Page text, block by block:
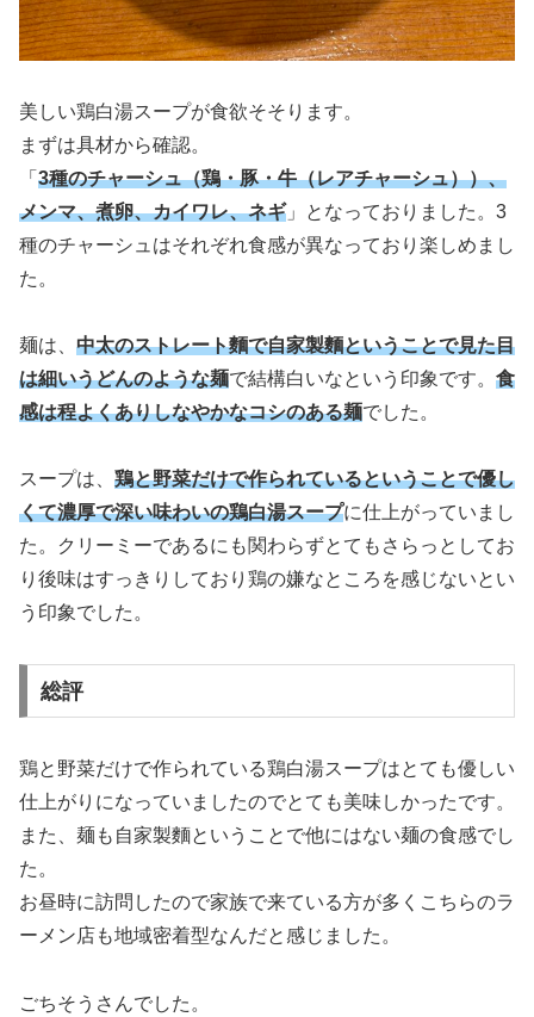
美しい鶏白湯スープが食欲そそります。
まずは具材から確認。
「 3種のチャーシュ（鶏・豚・牛（レアチャーシュ））、
メンマ、煮卵、カイワレ、ネギ」となっておりました。3
種のチャーシュはそれぞれ食感が異なっており楽しめまし
た。
麺は、 中太のストレート麵で自家製麵ということで見た目
は細いうどんのような麺で結構白いなという印象です。 食
感は程よくありしなやかなコシのある麺でした。
スープは、 鶏と野菜だけで作られているということで優し
くて濃厚で深い味わいの鶏白湯スープに仕上がっていまし
た。クリーミーであるにも関わらずとてもさらっとしてお
り後味はすっきりしており鶏の嫌なところを感じないとい
う印象でした。
総評
鶏と野菜だけで作られている鶏白湯スープはとても優しい
仕上がりになっていましたのでとても美味しかったです。
また、麺も自家製麵ということで他にはない麺の食感でし
た。
お昼時に訪問したので家族で来ている方が多くこちらのラ
ーメン店も地域密着型なんだと感じました。
ごちそうさんでした。